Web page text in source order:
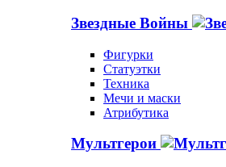
Звездные Войны
Фигурки
Статуэтки
Техника
Мечи и маски
Атрибутика
Мультгерои